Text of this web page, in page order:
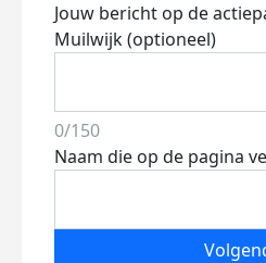
Jouw bericht op de
Muilwijk (optioneel)
0/150
Naam die op de pagina